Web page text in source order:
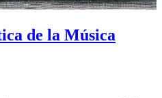
de la Música